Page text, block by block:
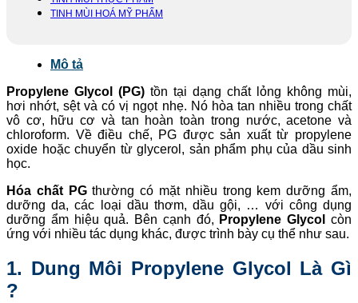
TINH MÙI HOÁ MỸ PHẨM
Mô tả
Propylene Glycol (PG) tồn tại dạng chất lỏng không mùi,
hơi nhớt, sệt và có vị ngọt nhẹ. Nó hòa tan nhiều trong chất
vô cơ, hữu cơ và tan hoàn toàn trong nước, acetone và
chloroform. Về điều chế, PG được sản xuất từ propylene
oxide hoặc chuyển từ glycerol, sản phẩm phụ của dầu sinh
học.
Hóa chất PGthường có mặt nhiều trong kem dưỡng ẩm,
dưỡng da, các loại dầu thơm, dầu gội, … với công dụng
dưỡng ẩm hiệu quả. Bên cạnh đó, Propylene Glycol
còn
ứng với nhiều tác dụng khác, được trình bày cụ thể như sau.
1. Dung Môi Propylene Glycol Là Gì
?